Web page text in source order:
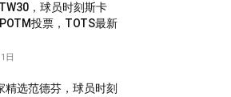
，球员时刻斯卡
投票，TOTS最新
日
精选范德芬，球员时刻